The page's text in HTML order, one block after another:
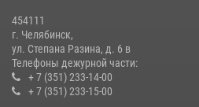
14 июля 2026, 05:15
454111
г. Челябинск,
ул. Степана Разина, д. 6 в
Телефоны дежурной части:
+ 7 (351) 233-14-00
+ 7 (351) 233-15-00